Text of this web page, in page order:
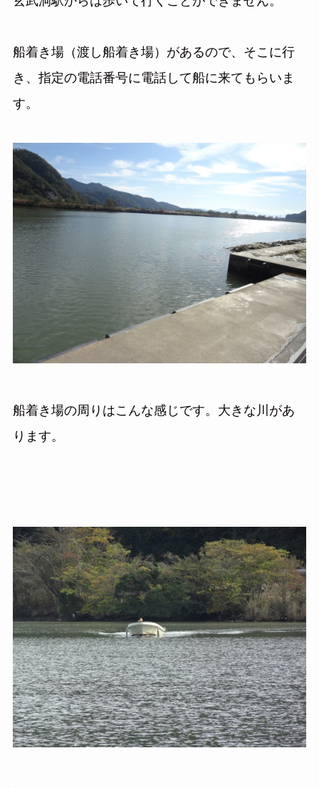
船着き場（渡し船着き場）があるので、そこに行
き、指定の電話番号に電話して船に来てもらいま
す。
船着き場の周りはこんな感じです。大きな川があ
ります。